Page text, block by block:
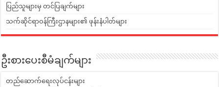
ပြည်သူများမှ တင်ပြချက်များ
သက်ဆိုင်ရာဝန်ကြီးဌာနများ၏ ဖုန်းနံပါတ်များ
ဦးစားပေးစီမံချက်များ
တည်ဆောက်ရေးလုပ်ငန်းများ